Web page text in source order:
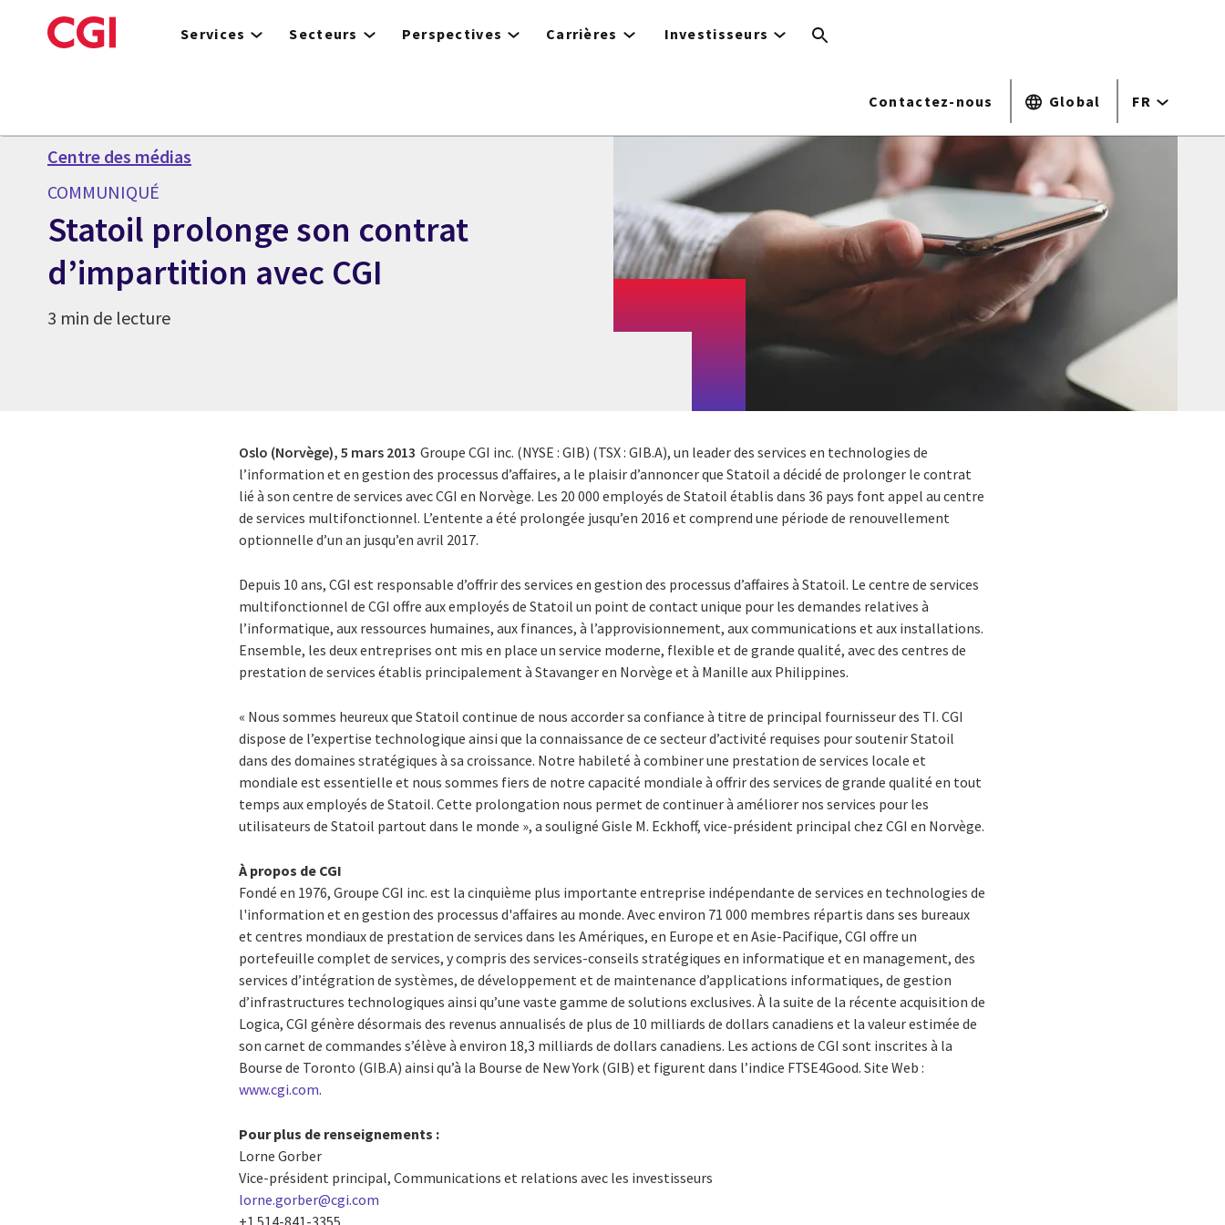
to
Services Secteurs Perspectives Carrières Investisseurs
Contactez-nous Global FR
Centre des médias
COMMUNIQUÉ
Statoil prolonge son contrat
d’impartition avec CGI
3 min de lecture
Oslo (Norvège), 5 mars 2013 Groupe CGI inc. (NYSE : GIB) (TSX : GIB.A), un leader des services en technologies de
l’information et en gestion des processus d’affaires, a le plaisir d’annoncer que Statoil a décidé de prolonger le contrat
lié à son centre de services avec CGI en Norvège. Les 20 000 employés de Statoil établis dans 36 pays font appel au centre
de services multifonctionnel. L’entente a été prolongée jusqu’en 2016 et comprend une période de renouvellement
optionnelle d’un an jusqu’en avril 2017.
Depuis 10 ans, CGI est responsable d’offrir des services en gestion des processus d’affaires à Statoil. Le centre de services
multifonctionnel de CGI offre aux employés de Statoil un point de contact unique pour les demandes relatives à
l’informatique, aux ressources humaines, aux finances, à l’approvisionnement, aux communications et aux installations.
Ensemble, les deux entreprises ont mis en place un service moderne, flexible et de grande qualité, avec des centres de
prestation de services établis principalement à Stavanger en Norvège et à Manille aux Philippines.
« Nous sommes heureux que Statoil continue de nous accorder sa confiance à titre de principal fournisseur des TI. CGI
dispose de l’expertise technologique ainsi que la connaissance de ce secteur d’activité requises pour soutenir Statoil
dans des domaines stratégiques à sa croissance. Notre habileté à combiner une prestation de services locale et
mondiale est essentielle et nous sommes fiers de notre capacité mondiale à offrir des services de grande qualité en tout
temps aux employés de Statoil. Cette prolongation nous permet de continuer à améliorer nos services pour les
utilisateurs de Statoil partout dans le monde », a souligné Gisle M. Eckhoff, vice-président principal chez CGI en Norvège.
À propos de CGI
Fondé en 1976, Groupe CGI inc. est la cinquième plus importante entreprise indépendante de services en technologies de
l'information et en gestion des processus d'affaires au monde. Avec environ 71 000 membres répartis dans ses bureaux
et centres mondiaux de prestation de services dans les Amériques, en Europe et en Asie-Pacifique, CGI offre un
portefeuille complet de services, y compris des services-conseils stratégiques en informatique et en management, des
services d’intégration de systèmes, de développement et de maintenance d’applications informatiques, de gestion
d’infrastructures technologiques ainsi qu’une vaste gamme de solutions exclusives. À la suite de la récente acquisition de
Logica, CGI génère désormais des revenus annualisés de plus de 10 milliards de dollars canadiens et la valeur estimée de
son carnet de commandes s’élève à environ 18,3 milliards de dollars canadiens. Les actions de CGI sont inscrites à la
Bourse de Toronto (GIB.A) ainsi qu’à la Bourse de New York (GIB) et figurent dans l’indice FTSE4Good. Site Web :
www.cgi.com.
Pour plus de renseignements :
Lorne Gorber
Vice-président principal, Communications et relations avec les investisseurs
lorne.gorber@cgi.com
+1 514-841-3355